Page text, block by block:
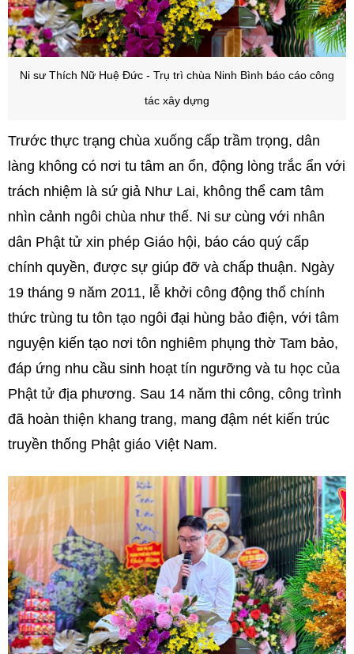
Ni sư Thích Nữ Huệ Đức - Trụ trì chùa Ninh Bình báo cáo công
tác xây dựng
Trước thực trạng chùa xuống cấp trầm trọng, dân
làng không có nơi tu tâm an ổn, động lòng trắc ẩn với
trách nhiệm là sứ giả Như Lai, không thể cam tâm
nhìn cảnh ngôi chùa như thế. Ni sư cùng với nhân
dân Phật tử xin phép Giáo hội, báo cáo quý cấp
chính quyền, được sự giúp đỡ và chấp thuận. Ngày
19 tháng 9 năm 2011, lễ khởi công động thổ chính
thức trùng tu tôn tạo ngôi đại hùng bảo điện, với tâm
nguyện kiến tạo nơi tôn nghiêm phụng thờ Tam bảo,
đáp ứng nhu cầu sinh hoạt tín ngưỡng và tu học của
Phật tử địa phương. Sau 14 năm thi công, công trình
đã hoàn thiện khang trang, mang đậm nét kiến trúc
truyền thống Phật giáo Việt Nam.